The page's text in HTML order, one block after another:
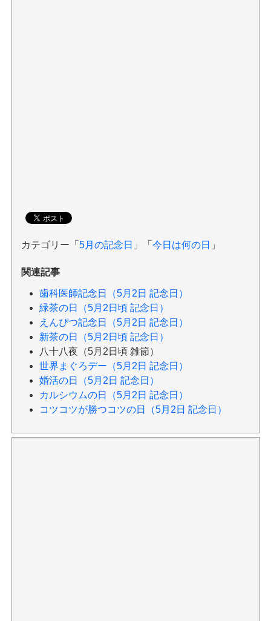
カテゴリー「 5月の記念日 」「 今日は何の日 」
関連記事
歯科医師記念日（5月2日 記念日）
緑茶の日（5月2日頃 記念日）
えんぴつ記念日（5月2日 記念日）
新茶の日（5月2日頃 記念日）
八十八夜（5月2日頃 雑節）
世界まぐろデー（5月2日 記念日）
婚活の日（5月2日 記念日）
カルシウムの日（5月2日 記念日）
コツコツが勝つコツの日（5月2日 記念日）